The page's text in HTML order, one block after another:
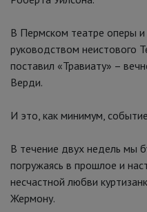
В Пермском театре оперы
руководством неистового
поставил «Травиату» –
Верди.
И это, как минимум,
В течение двух недель мы
погружаясь в прошлое и
несчастной любви
Жермону.